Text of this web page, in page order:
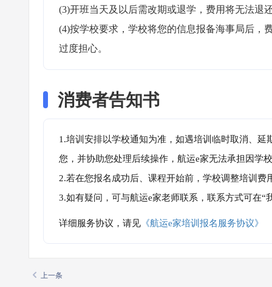
(3)开班当天及以后需改期或退学，费用将无法退
(4)按学校要求，学校将您的信息报备海事局后，
过度担心。
消费者告知书
1.培训安排以学校通知为准，如遇培训临时取消、
您，并协助您处理后续操作，航运e家无法承担因学
2.若在您报名成功后、课程开始前，学校调整培训
3.如有疑问，可与航运e家老师联系，联系方式可在
详细服务协议，请见 《航运e家培训报名服务协议》
上一条